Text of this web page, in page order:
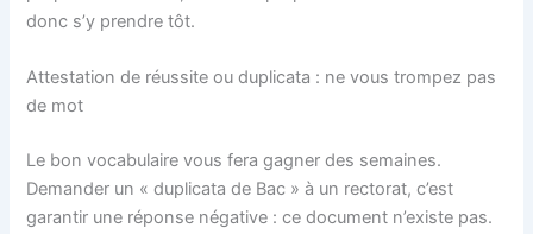
donc s’y prendre tôt.
Attestation de réussite ou duplicata : ne vous trompez pas
de mot
Le bon vocabulaire vous fera gagner des semaines.
Demander un « duplicata de Bac » à un rectorat, c’est
garantir une réponse négative : ce document n’existe pas.